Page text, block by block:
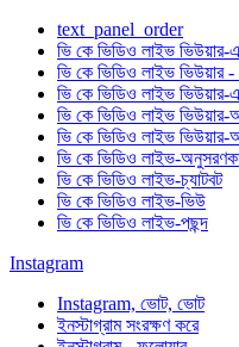
text_panel_order
ভি কে ভিডিও লাইভ
ভি কে ভিডিও লাইভ
ভি কে ভিডিও লাইভ
ভি কে ভিডিও লাইভ
ভি কে ভিডিও লাইভ
ভি কে ভিডিও লাইভ-
ভি কে ভিডিও লাইভ-চ্যাটবট
ভি কে ভিডিও লাইভ-ভিউ
ভি কে ভিডিও লাইভ-পছন্দ
Instagram
Instagram, ভোট, ভোট
ইনস্টাগ্রাম সংরক্ষণ করে